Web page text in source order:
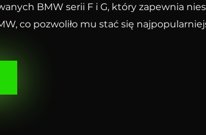
BMW serii F i G, który zapewnia
co pozwoliło mu stać się